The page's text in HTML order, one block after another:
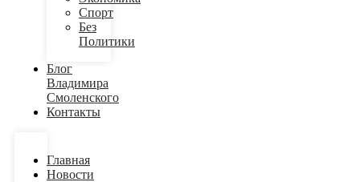
Спорт
Без
Политики
Блог
Владимира
Смоленского
Контакты
Главная
Новости